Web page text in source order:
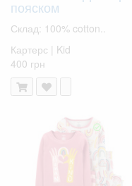
пояском
Склад: 100% cotton..
Картерс | Kid
400 грн